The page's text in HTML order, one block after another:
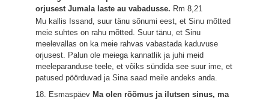
orjusest Jumala laste au vabadusse. Rm 8,21
Mu kallis Issand, suur tänu sõnumi eest, et Sinu mõtted
meie suhtes on rahu mõtted. Suur tänu, et Sinu
meelevallas on ka meie rahvas vabastada kaduvuse
orjusest. Palun ole meiega kannatlik ja juhi meid
meeleparanduse teele, et võiks sündida see suur ime, et
patused pöörduvad ja Sina saad meile andeks anda.
18. Esmaspäev Ma olen rõõmus ja ilutsen sinus, ma